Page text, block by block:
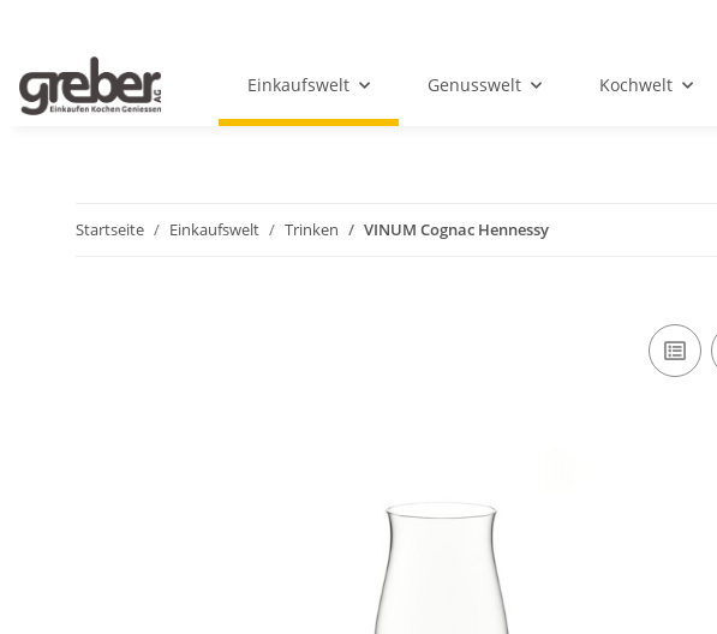
Einkaufswelt Genusswelt Kochwelt
Startseite Einkaufswelt Trinken VINUM Cognac Hennessy